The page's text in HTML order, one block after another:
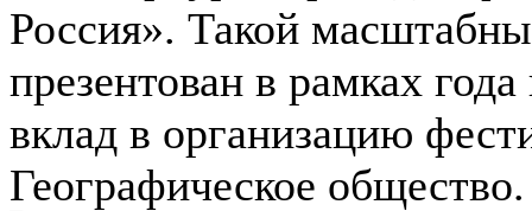
Россия». Такой
презентован в рамках
вклад в организацию
Географическое